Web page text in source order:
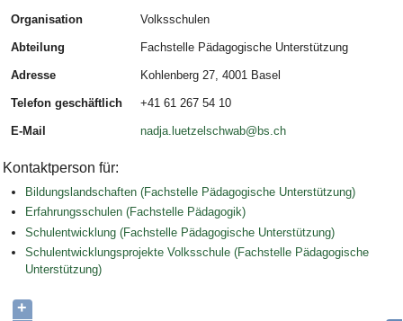
Organisation Volksschulen
Abteilung Fachstelle Pädagogische Unterstützung
Adresse Kohlenberg 27, 4001 Basel
Telefon geschäftlich +41 61 267 54 10
E-Mail nadja.luetzelschwab@bs.ch
Kontaktperson für:
Bildungslandschaften (Fachstelle Pädagogische Unterstützung)
Erfahrungsschulen (Fachstelle Pädagogik)
Schulentwicklung (Fachstelle Pädagogische Unterstützung)
Schulentwicklungsprojekte Volksschule (Fachstelle Pädagogische
Unterstützung)
+